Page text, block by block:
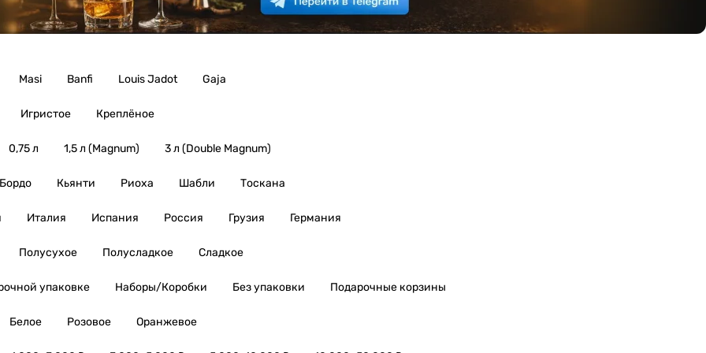
Masi Banfi Louis Jadot Gaja
Игристое Креплёное
0,75 л 1,5 л (Magnum) 3 л (Double Magnum)
Бордо Кьянти Риоха Шабли Тоскана
Италия Испания Россия Грузия Германия
Полусухое Полусладкое Сладкое
упаковке Наборы/Коробки Без упаковки Подарочные корзины
Белое Розовое Оранжевое